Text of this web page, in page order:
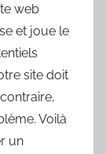
web
et joue le
site doit
Voilà
un